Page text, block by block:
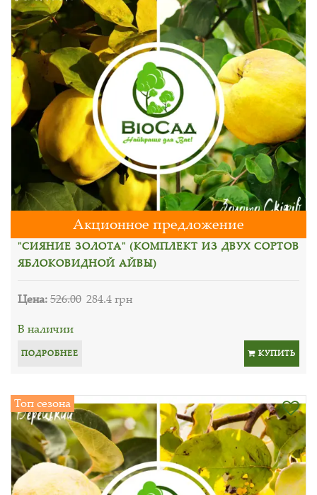
Акционное предложение
"СИЯНИЕ ЗОЛОТА" (КОМПЛЕКТ ИЗ ДВУХ СОРТОВ
ЯБЛОКОВИДНОЙ АЙВЫ)
Цена:526.00 284.4 грн
В наличии
ПОДРОБНЕЕ КУПИТЬ
Топ сезона